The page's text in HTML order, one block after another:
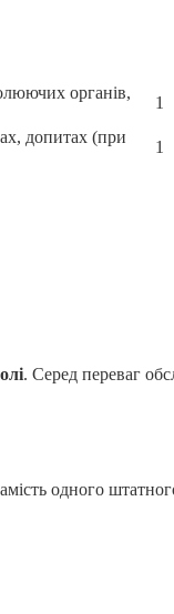
органів,
1
допитах (при
1
. Серед переваг
одного